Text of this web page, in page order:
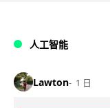
人工智能
Lawton 1 日